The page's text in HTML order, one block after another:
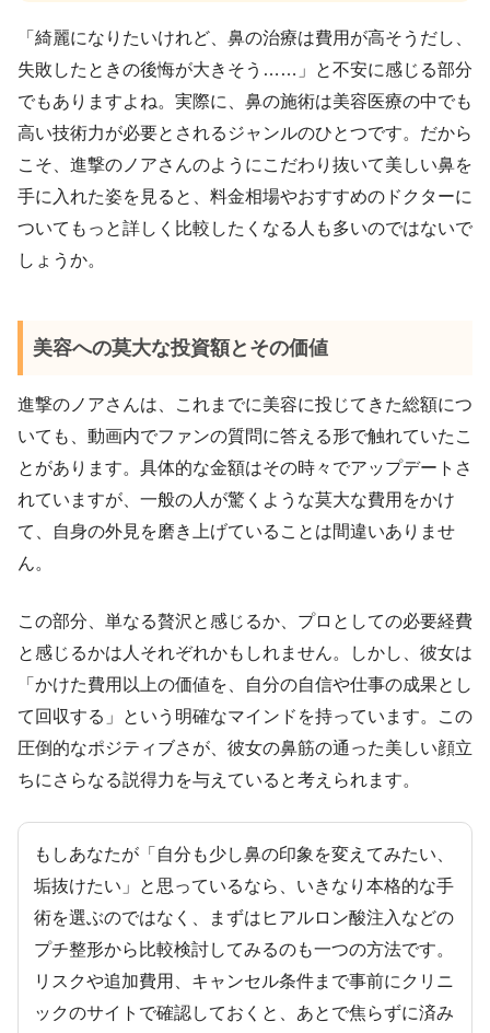
「綺麗になりたいけれど、鼻の治療は費用が高そうだし、
失敗したときの後悔が大きそう……」と不安に感じる部分
でもありますよね。実際に、鼻の施術は美容医療の中でも
高い技術力が必要とされるジャンルのひとつです。だから
こそ、進撃のノアさんのようにこだわり抜いて美しい鼻を
手に入れた姿を見ると、料金相場やおすすめのドクターに
ついてもっと詳しく比較したくなる人も多いのではないで
しょうか。
美容への莫大な投資額とその価値
進撃のノアさんは、これまでに美容に投じてきた総額につ
いても、動画内でファンの質問に答える形で触れていたこ
とがあります。具体的な金額はその時々でアップデートさ
れていますが、一般の人が驚くような莫大な費用をかけ
て、自身の外見を磨き上げていることは間違いありませ
ん。
この部分、単なる贅沢と感じるか、プロとしての必要経費
と感じるかは人それぞれかもしれません。しかし、彼女は
「かけた費用以上の価値を、自分の自信や仕事の成果とし
て回収する」という明確なマインドを持っています。この
圧倒的なポジティブさが、彼女の鼻筋の通った美しい顔立
ちにさらなる説得力を与えていると考えられます。
もしあなたが「自分も少し鼻の印象を変えてみたい、
垢抜けたい」と思っているなら、いきなり本格的な手
術を選ぶのではなく、まずはヒアルロン酸注入などの
プチ整形から比較検討してみるのも一つの方法です。
リスクや追加費用、キャンセル条件まで事前にクリニ
ックのサイトで確認しておくと、あとで焦らずに済み